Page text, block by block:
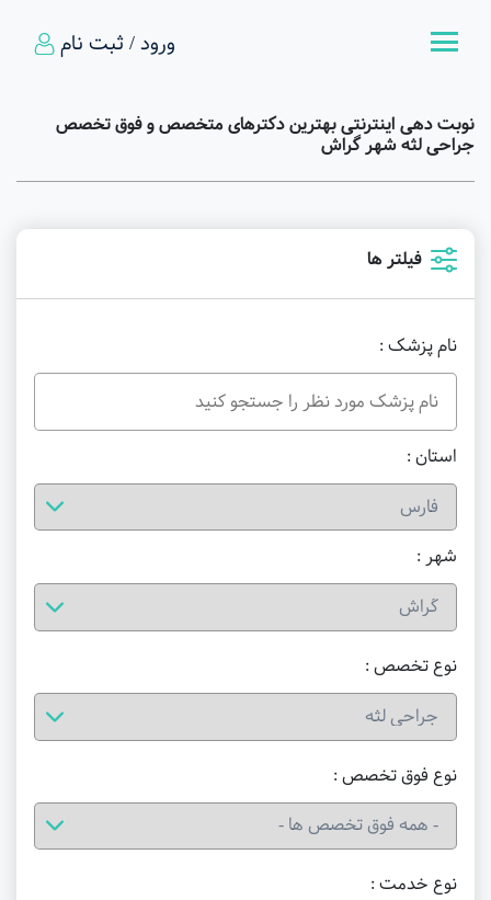
ورود / ثبت نام
نوبت دهی اینترنتی بهترین دکترهای متخصص و فوق تخصص
جراحی لثه شهر گراش
فیلتر ها
نام پزشک :
استان :
شهر :
نوع خدمت :
نوع تخصص :
نوع فوق تخصص :